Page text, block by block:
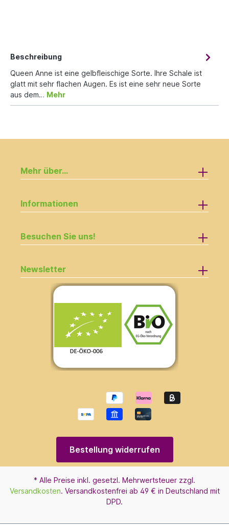
Beschreibung
Queen Anne ist eine gelbfleischige Sorte. Ihre Schale ist
glatt mit sehr flachen Augen. Es ist eine sehr neue Sorte
aus dem… Mehr
Mehr über...
Informationen
Besuchen Sie uns!
Newsletter
Bestellung widerrufen
* Alle Preise inkl. gesetzl. Mehrwertsteuer zzgl.
Versandkosten. Versandkostenfrei ab 49 € in Deutschland mit
DPD.